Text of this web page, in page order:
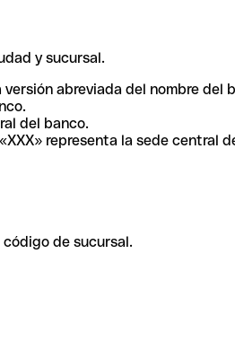
y sucursal.
abreviada del nombre del
del banco.
representa la sede central
de sucursal.